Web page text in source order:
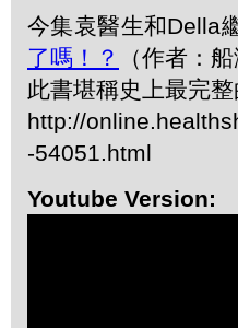
今集袁醫生和Della
了嗎！？
（作者：
此書堪稱史上最完整
http://
-54051.html
Youtube Version: